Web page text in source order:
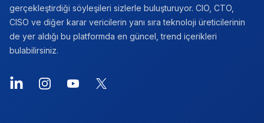
gerçekleştirdiği söyleşileri sizlerle buluşturuyor. CIO, CTO,
CISO ve diğer karar vericilerin yanı sıra teknoloji üreticilerinin
de yer aldığı bu platformda en güncel, trend içerikleri
bulabilirsiniz.
LinkedInInstagramYouTube
X